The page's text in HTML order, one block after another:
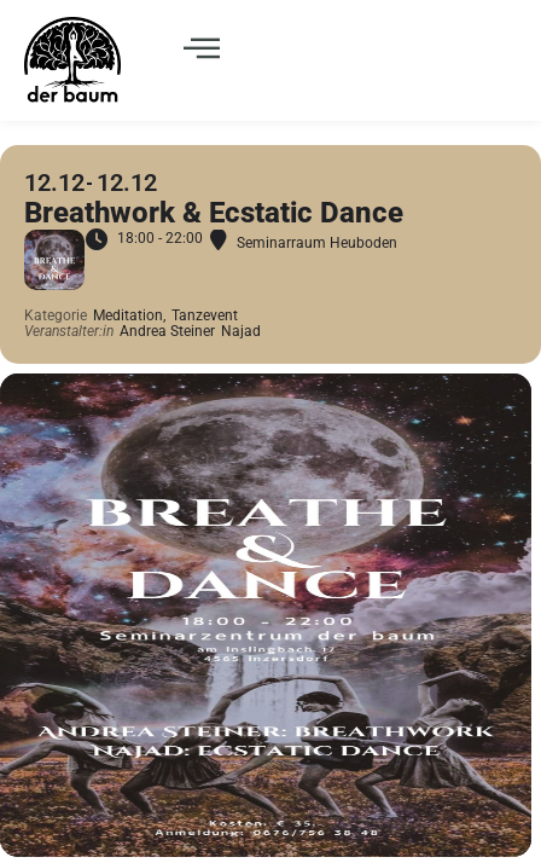
12.12 12.12
Breathwork & Ecstatic Dance
18:00 - 22:00 Seminarraum Heuboden
Kategorie Meditation, Tanzevent
Veranstalter:in Andrea Steiner Najad